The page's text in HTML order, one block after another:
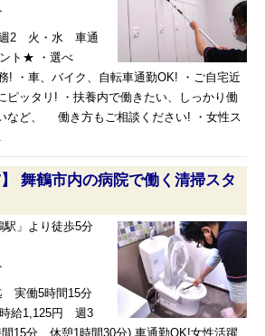
週2 火・水 車通
ト★ ・選べ
! ・車、バイク、自転車通勤OK! ・ご自宅近
ピッタリ! ・扶養内で働きたい、しっかり働
など、 働き方もご相談ください! ・女性ス
】 舞鶴市内の病院で働く清掃スタ
駅」より徒歩5分
実働5時間15分
給1,125円 週3
15分、休憩1時間30分) 車通勤OK!女性活躍